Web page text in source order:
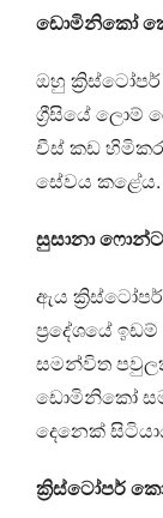
ඩොමිනිකෝ
ඔහු
ග්‍රීසියේ ලොම්
චීස් කඩ
සේවය කළේය.
සුසානා
ඇය
ප්‍රදේශයේ
සමන්විත
ඩොමිනිකෝ
දෙනෙක්
ක්‍රිස්ටෝපර්